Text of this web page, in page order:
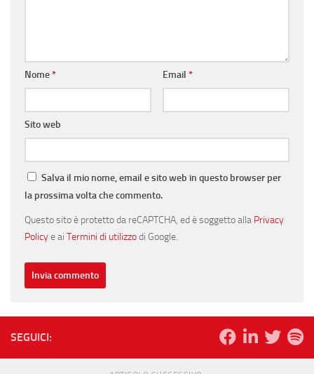
Nome* Email *
Sito web
Salva il mio nome, email e sito web in questo browser per
la prossima volta che commento.
Questo sito è protetto da reCAPTCHA, ed è soggetto alla Privacy
Policye ai Termini di utilizzodi Google.
SEGUICI: